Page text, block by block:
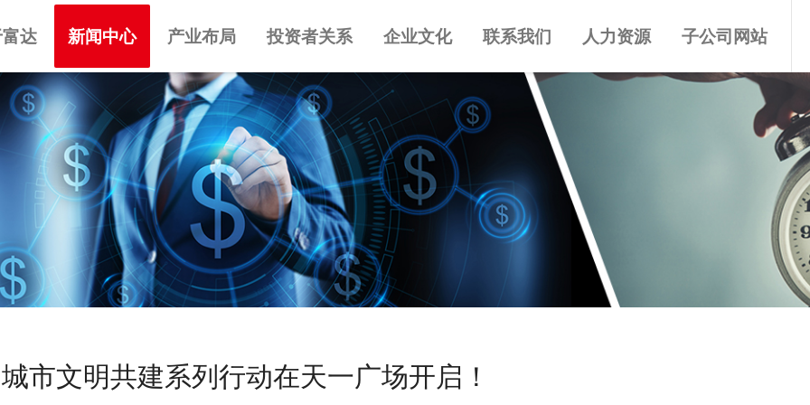
达 新闻中心 产业布局 投资者关系 企业文化 联系我们 人力资源 子公司网站
城市文明共建系列行动在天一广场开启！